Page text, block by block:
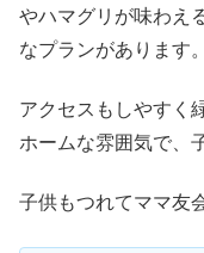
やハマグリが味わえ
なプランがあります。
アクセスもしやすく
ホームな雰囲気で、
子供もつれてママ友